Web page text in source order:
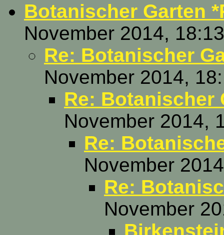
Botanischer Garten
November 2014,
Re: Botanischer
November 2014,
Re: Botanischer
November 2014,
Re:
November
Re:
November